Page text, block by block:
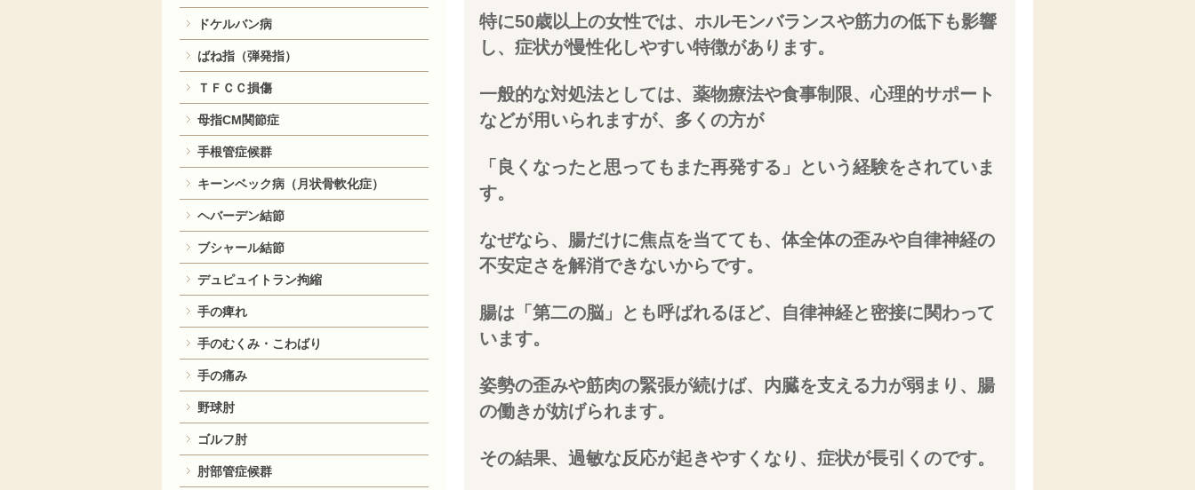
特に50歳以上の女性では、ホルモンバランスや筋力の低下も影響
し、症状が慢性化しやすい特徴があります。
一般的な対処法としては、薬物療法や食事制限、心理的サポート
などが用いられますが、多くの方が
「良くなったと思ってもまた再発する」という経験をされていま
す。
なぜなら、腸だけに焦点を当てても、体全体の歪みや自律神経の
不安定さを解消できないからです。
腸は「第二の脳」とも呼ばれるほど、自律神経と密接に関わって
います。
姿勢の歪みや筋肉の緊張が続けば、内臓を支える力が弱まり、腸
の働きが妨げられます。
その結果、過敏な反応が起きやすくなり、症状が長引くのです。
ドケルバン病
ばね指（弾発指）
ＴＦＣＣ損傷
母指CM関節症
手根管症候群
キーンベック病（月状骨軟化症）
ヘバーデン結節
ブシャール結節
デュピュイトラン拘縮
手の痺れ
手のむくみ・こわばり
手の痛み
野球肘
ゴルフ肘
肘部管症候群